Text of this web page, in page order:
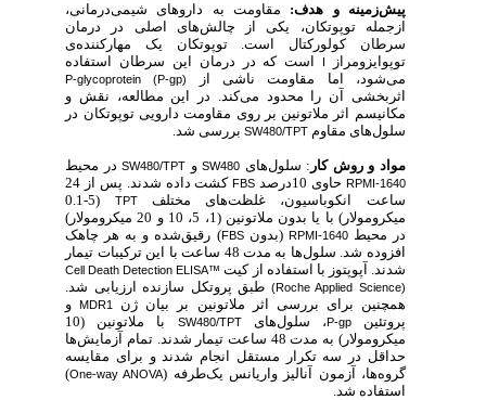
پیش‌زمینه و هدف:
مقاومت به داروهای شیمی‌درمانی،
ازجمله توپوتکان، یکی از چالش‌های اصلی در درمان
سرطان کولورکتال است. توپوتکان یک مهارکننده‌ی
توپوایزومراز
I
است که در درمان این سرطان استفاده
می‌شود، اما مقاومت ناشی از
P-glycoprotein (P-gp)
اثربخشی آن را محدود می‌کند.در این مطالعه، نقش و
مکانیسم اثر ملاتونین بر روی مقاومت دارویی توپوتکان در
سلول‌های مقاومSW480/TPTبررسی شد.
مواد و روش‌ کار: سلول‌هایSW480و SW480/TPTدر محیط
RPMI-1640حاوی 10درصد FBS
کشت داده شدند. پس از 24
ساعت انکوباسیون، غلظت‌های مختلف
TPT
(0.1-5
میکرومولار) با یا بدون ملاتونین (1، 5، 10 و 20 میکرومولار)
در محیطRPMI-1640(بدونFBS) رقیق‌شده و به هر چاهک
افزوده شد. سلول‌ها به مدت 48 ساعت با این ترکیبات تیمار
شدند. آپوپتوز با استفاده از کیتCell Death Detection ELISA™
(Roche Applied Science)طبق پروتکل سازنده ارزیابی شد.
همچنین برای بررسی اثر ملاتونین بر بیان ژنMDR1و
پروتئین P-gp، سلول‌های SW480/TPT
با ملاتونین (10
میکرومولار) به مدت 48 ساعت تیمار شدند.
تمام آزمایش‌ها
حداقل در سه تکرار مستقل انجام شدند و برای مقایسه
گروه‌ها، آزمون آنالیز واریانس یک‌طرفه (One-way ANOVA
)
استفاده شد.